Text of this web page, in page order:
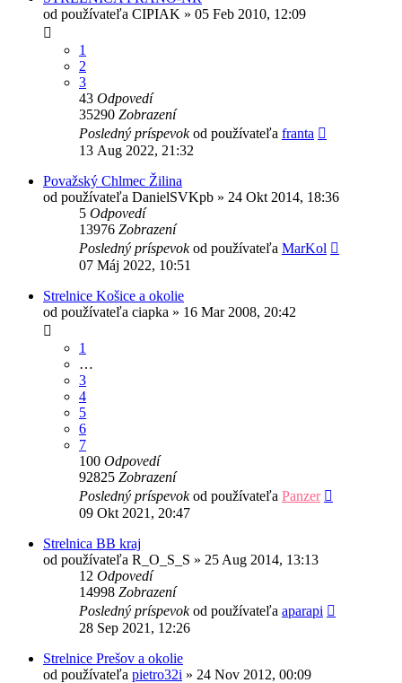
od používateľa CIPIAK » 05 Feb 2010, 12:09
1
2
3
43 Odpovedí
35290 Zobrazení
Posledný príspevokod používateľa franta
13 Aug 2022, 21:32
Považský Chlmec Žilina
od používateľa DanielSVKpb » 24 Okt 2014, 18:36
5 Odpovedí
13976 Zobrazení
Posledný príspevokod používateľa MarKol
07 Máj 2022, 10:51
Strelnice Košice a okolie
od používateľa ciapka » 16 Mar 2008, 20:42
1
…
3
4
5
6
7
100 Odpovedí
92825 Zobrazení
Posledný príspevokod používateľa Panzer
09 Okt 2021, 20:47
Strelnica BB kraj
od používateľa R_O_S_S » 25 Aug 2014, 13:13
12 Odpovedí
14998 Zobrazení
Posledný príspevokod používateľa aparapi
28 Sep 2021, 12:26
Strelnice Prešov a okolie
od používateľa pietro32i » 24 Nov 2012, 00:09